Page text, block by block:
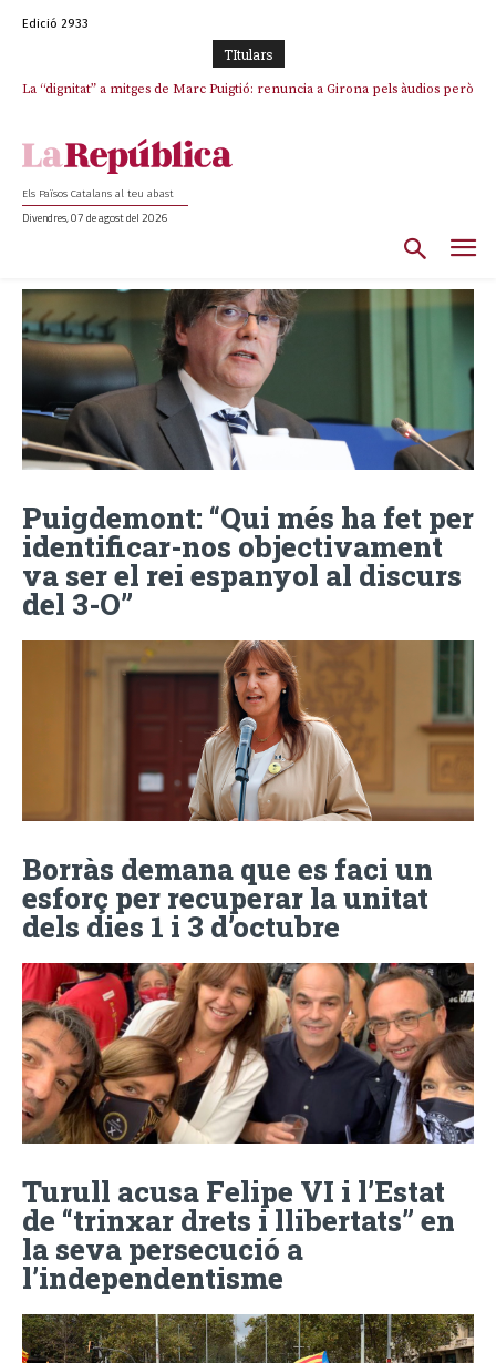
Edició 2933
TItulars
Junts exigeix que Catalunya quedi “fora” del repartiment dels menors
Els Països Catalans al teu abast
Divendres, 07 de agost del 2026
Puigdemont: “Qui més ha fet per
identificar-nos objectivament
va ser el rei espanyol al discurs
del 3-O”
Borràs demana que es faci un
esforç per recuperar la unitat
dels dies 1 i 3 d’octubre
Turull acusa Felipe VI i l’Estat
de “trinxar drets i llibertats” en
la seva persecució a
l’independentisme